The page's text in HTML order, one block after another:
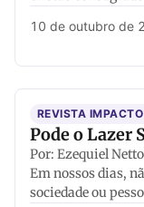
10 de outubro de
REVISTA IMPACTO
Pode o Lazer
Por: Ezequiel
Em nossos dias,
sociedade ou